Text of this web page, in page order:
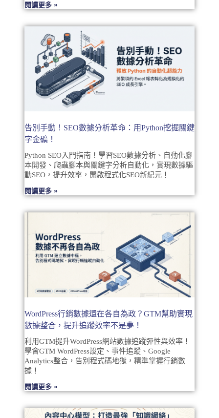
閱讀更多 »
告別手動！SEO數據分析革命：用Python挖掘關鍵
字金礦！
Python SEO入門指南！學習SEO數據分析、自動化腳
本開發、爬蟲腳本與關鍵字分析自動化，實現數據驅
動SEO，提升效率，開啟程式化SEO新紀元！
閱讀更多 »
WordPress行銷數據還在各自為政？GTM幫助實現
數據整合，提升追蹤效率不是夢！
利用GTM提升WordPress網站數據追蹤彈性與效率！
學會GTM WordPress設定、事件追蹤、Google
Analytics整合，告別程式碼地獄，精準掌握行銷數
據！
閱讀更多 »